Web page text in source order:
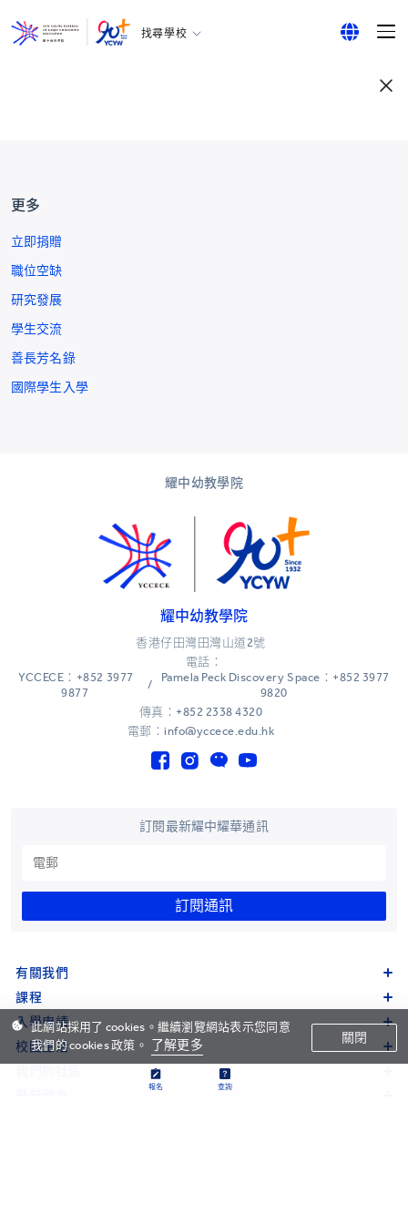
找尋學校
更多
立即捐贈
職位空缺
研究發展
學生交流
善長芳名錄
國際學生入學
耀中幼教學院
耀中幼教學院
香港仔田灣田灣山道2號
電話：
YCCECE：+852 3977
9877
/
Pamela Peck Discovery Space：+852 3977
9820
傳真：+852 2338 4320
電郵：info@yccece.edu.hk
訂閱最新耀中耀華通訊
訂閱通訊
有關我們
課程
入學申請
校園生活
此網站採用了 cookies。繼續瀏覽網站表示您同意
我們的 cookies 政策。 了解更多 關閉
報名 查詢